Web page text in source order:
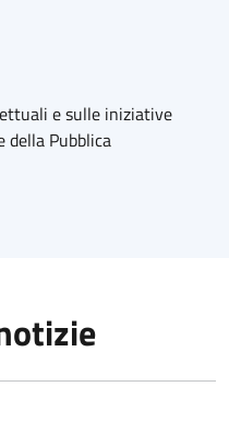
e sulle iniziative
della Pubblica